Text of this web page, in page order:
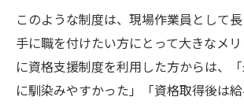
このような制度は、現場作業員として
手に職を付けたい方にとって大きなメ
に資格支援制度を利用した方からは、
に馴染みやすかった」「資格取得後は給